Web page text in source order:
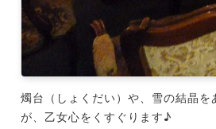
燭台（しょくだい）や、雪の結晶を
が、乙女心をくすぐります♪